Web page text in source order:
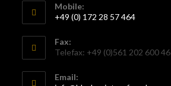
Mobile:
+49 (0) 172 28 57 464
Fax:
Telefax: +49 (0)561 202 600 46
Email: